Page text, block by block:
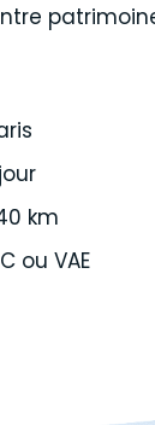
km
ou VAE